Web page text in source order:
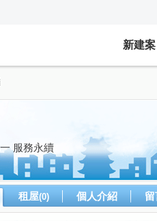
新建案
服務永續
租屋(0) 個人介紹